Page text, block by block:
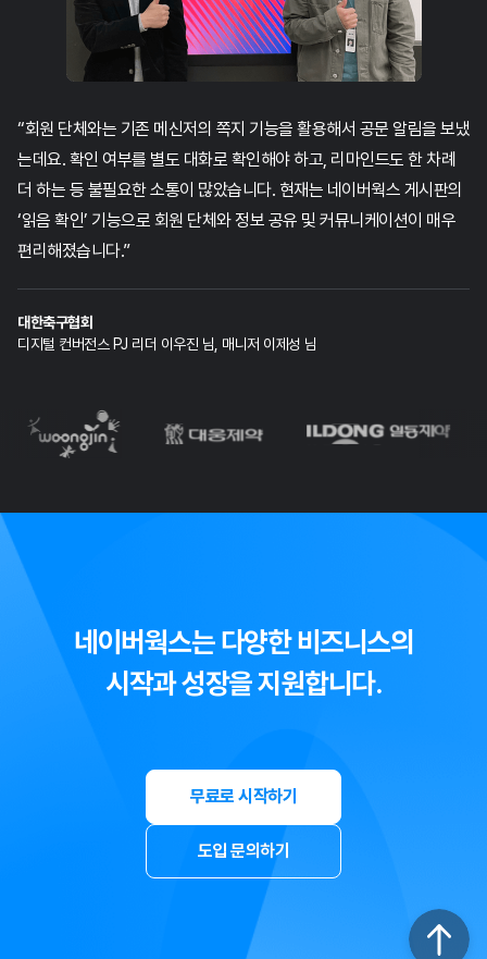
“회원 단체와는 기존 메신저의 쪽지 기능을 활용해서 공문 알림을 보냈
는데요. 확인 여부를 별도 대화로 확인해야 하고, 리마인드도 한 차례
더 하는 등 불필요한 소통이 많았습니다. 현재는 네이버웍스 게시판의
‘읽음 확인’ 기능으로 회원 단체와 정보 공유 및 커뮤니케이션이 매우
편리해졌습니다.”
대한축구협회
디지털 컨버전스 PJ 리더 이우진 님, 매니저 이제성 님
네이버웍스는 다양한 비즈니스의
시작과 성장을 지원합니다.
무료로 시작하기
도입 문의하기